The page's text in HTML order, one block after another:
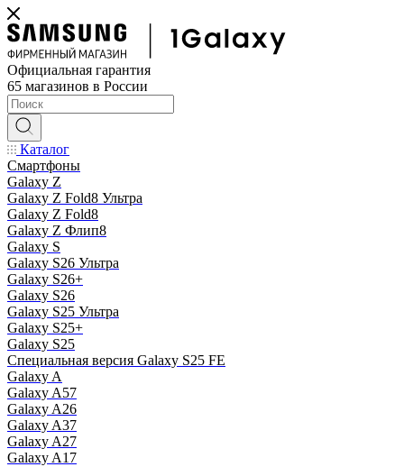
Официальная гарантия
65 магазинов в России
Каталог
Смартфоны
Galaxy Z
Galaxy Z Fold8 Ультра
Galaxy Z Fold8
Galaxy Z Флип8
Galaxy S
Galaxy S26 Ультра
Galaxy S26+
Galaxy S26
Galaxy S25 Ультра
Galaxy S25+
Galaxy S25
Специальная версия Galaxy S25 FE
Galaxy A
Galaxy A57
Galaxy A26
Galaxy A37
Galaxy A27
Galaxy A17